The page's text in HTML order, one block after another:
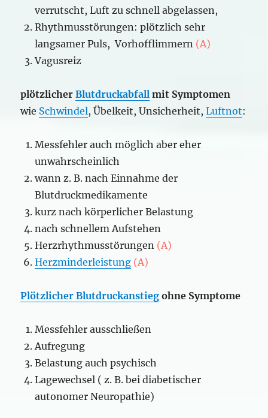
verrutscht, Luft zu schnell abgelassen,
Rhythmusstörungen: plötzlich sehr
langsamer Puls, Vorhofflimmern (A)
Vagusreiz
plötzlicherBlutdruckabfall mit Symptomen
wie Schwindel, Übelkeit, Unsicherheit,Luftnot:
Messfehler auch möglich aber eher
unwahrscheinlich
wann z. B. nach Einnahme der
Blutdruckmedikamente
kurz nach körperlicher Belastung
nach schnellem Aufstehen
Herzrhythmusstörungen (A)
Herzminderleistung (A)
Plötzlicher Blutdruckanstieg ohne Symptome
Messfehler ausschließen
Aufregung
Belastung auch psychisch
Lagewechsel ( z. B. bei diabetischer
autonomer Neuropathie)